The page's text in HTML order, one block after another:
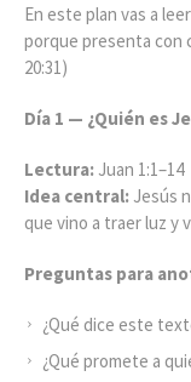
En este plan vas a
porque presenta con
20:31)
Día 1 — ¿Quién es
Lectura: Juan 1:1–14
Idea central: Jesús
que vino a traer luz y
Preguntas para
¿Qué dice este
¿Qué promete a